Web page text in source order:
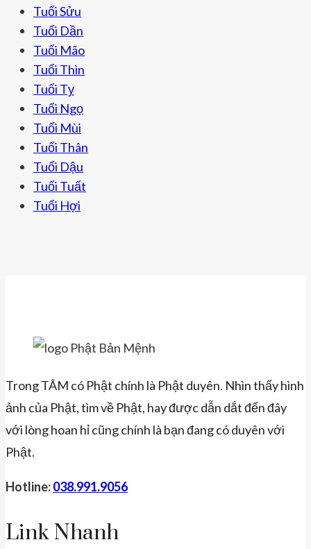
Tuổi Sửu
Tuổi Dần
Tuổi Mão
Tuổi Thìn
Tuổi Tỵ
Tuổi Ngọ
Tuổi Mùi
Tuổi Thân
Tuổi Dậu
Tuổi Tuất
Tuổi Hợi
Trong TÂM có Phật chính là Phật duyên. Nhìn thấy hình
ảnh của Phật, tìm về Phật, hay được dẫn dắt đến đây
với lòng hoan hỉ cũng chính là bạn đang có duyên với
Phật.
Hotline:038.991.9056
Link Nhanh